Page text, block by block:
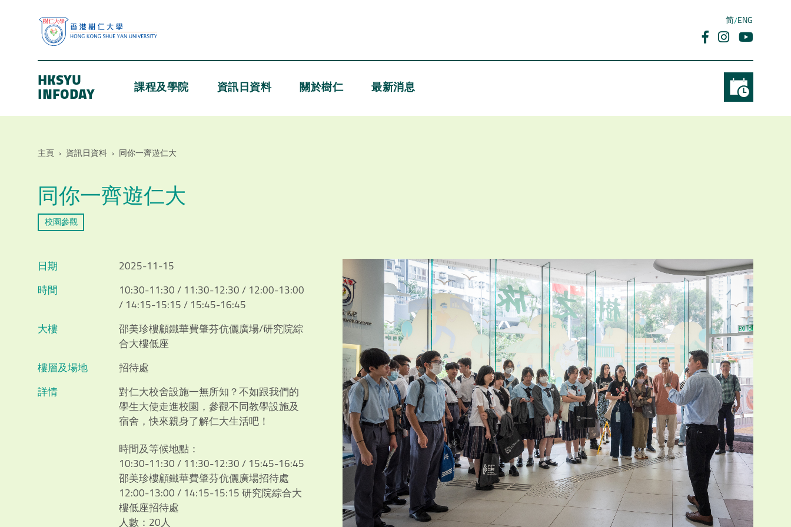
简 ENG
HKSYU
INFODAY 課程及學院 資訊日資料 關於樹仁 最新消息
主頁 › 資訊日資料 › 同你一齊遊仁大
同你一齊遊仁大
校園參觀
日期
2025-11-15
時間
10:30-11:30 / 11:30-12:30 / 12:00-13:00
/ 14:15-15:15 / 15:45-16:45
大樓
邵美珍樓顧鐵華費肇芬伉儷廣場/研究院綜
合大樓低座
樓層及場地
招待處
詳情
對仁大校舍設施一無所知？不如跟我們的
學生大使走進校園，參觀不同教學設施及
宿舍，快來親身了解仁大生活吧！
時間及等候地點：
10:30-11:30 / 11:30-12:30 / 15:45-16:45
邵美珍樓顧鐵華費肇芬伉儷廣場招待處
12:00-13:00 / 14:15-15:15 研究院綜合大
樓低座招待處
人數：20人